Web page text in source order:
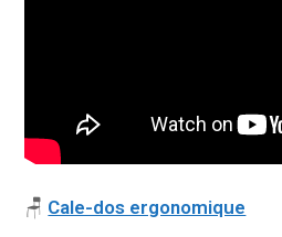
🪑 Cale-dos ergonomique